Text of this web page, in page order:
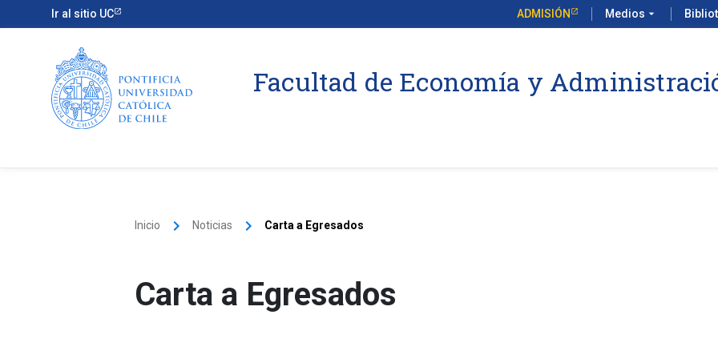
Ir al sitio UC ADMISIÓN Medios arrow_drop_down
Facultad de Economía y
Inicio keyboard_arrow_right Noticias keyboard_arrow_right Carta a Egresados
Carta a Egresados